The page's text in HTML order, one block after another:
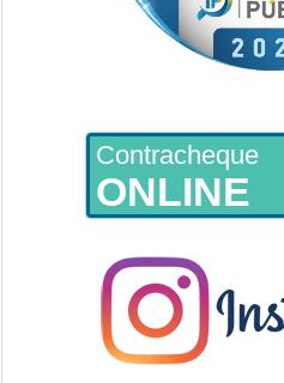
Contracheque
ONLINE